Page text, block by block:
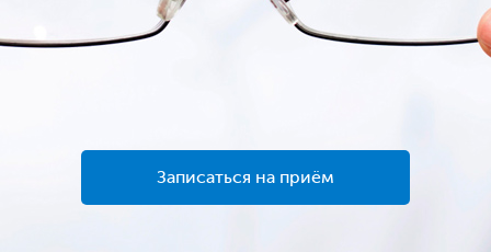
Записаться на приём